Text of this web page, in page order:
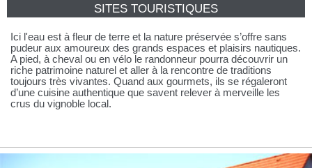
SITES TOURISTIQUES
Ici l'eau est à fleur de terre et la nature préservée s’offre sans
pudeur aux amoureux des grands espaces et plaisirs nautiques.
A pied, à cheval ou en vélo le randonneur pourra découvrir un
riche patrimoine naturel et aller à la rencontre de traditions
toujours très vivantes. Quand aux gourmets, ils se régaleront
d’une cuisine authentique que savent relever à merveille les
crus du vignoble local.